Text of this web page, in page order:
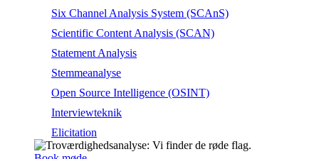
Six Channel Analysis System (SCAnS)
Scientific Content Analysis (SCAN)
Statement Analysis
Stemmeanalyse
Open Source Intelligence (OSINT)
Interviewteknik
Elicitation